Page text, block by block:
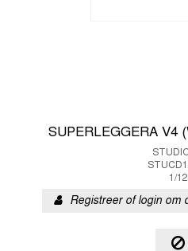
SUPERLEGGERA V4
1/12
Registreer of login om